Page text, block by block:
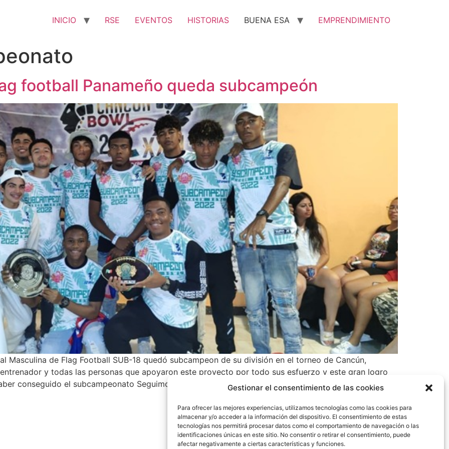
Gestionar el consentimiento de las cookies
Para ofrecer las mejores experiencias, utilizamos tecnologías como las cookies para
almacenar y/o acceder a la información del dispositivo. El consentimiento de estas
tecnologías nos permitirá procesar datos como el comportamiento de navegación o las
identificaciones únicas en este sitio. No consentir o retirar el consentimiento, puede
afectar negativamente a ciertas características y funciones.
INICIO RSE EVENTOS HISTORIAS BUENA ESA EMPRENDIMIENTO
football Panameño queda subcampeón
Masculina de Flag Football SUB-18 quedó subcampeon de su división en el torneo de Cancún,
y todas las personas que apoyaron este proyecto por todo sus esfuerzo y este gran logro
conseguido el subcampeonato Seguimos aportando en el deporte Internacional.